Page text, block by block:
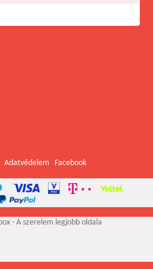
Adatvédelem Facebook
- A szerelem legjobb oldala